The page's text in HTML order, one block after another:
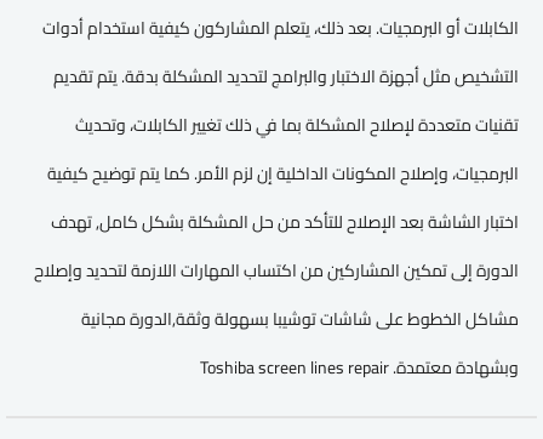
الكابلات أو البرمجيات. بعد ذلك، يتعلم المشاركون كيفية استخدام أدوات
التشخيص مثل أجهزة الاختبار والبرامج لتحديد المشكلة بدقة. يتم تقديم
تقنيات متعددة لإصلاح المشكلة بما في ذلك تغيير الكابلات، وتحديث
البرمجيات، وإصلاح المكونات الداخلية إن لزم الأمر. كما يتم توضيح كيفية
اختبار الشاشة بعد الإصلاح للتأكد من حل المشكلة بشكل كامل, تهدف
الدورة إلى تمكين المشاركين من اكتساب المهارات اللازمة لتحديد وإصلاح
مشاكل الخطوط على شاشات توشيبا بسهولة وثقة,الدورة مجانية
وبشهادة معتمدة. Toshiba screen lines repair